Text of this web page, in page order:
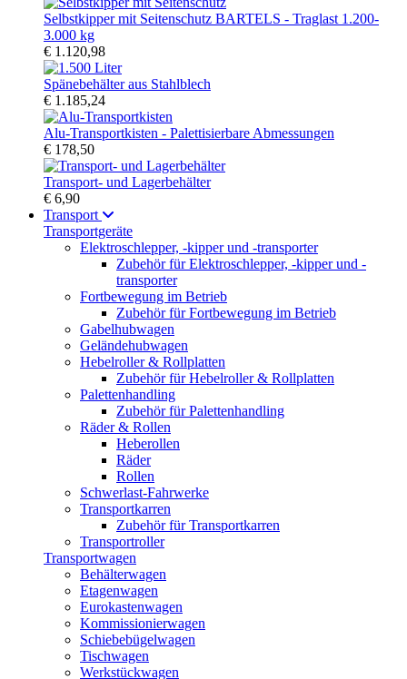
Selbstkipper mit Seitenschutz BARTELS - Traglast 1.200-
3.000 kg
€ 1.120,98
Spänebehälter aus Stahlblech
€ 1.185,24
Alu-Transportkisten - Palettisierbare Abmessungen
€ 178,50
Transport- und Lagerbehälter
€ 6,90
Transport
Transportgeräte
Elektroschlepper, -kipper und -transporter
Zubehör für Elektroschlepper, -kipper und -
transporter
Fortbewegung im Betrieb
Zubehör für Fortbewegung im Betrieb
Gabelhubwagen
Geländehubwagen
Hebelroller & Rollplatten
Zubehör für Hebelroller & Rollplatten
Palettenhandling
Zubehör für Palettenhandling
Räder & Rollen
Heberollen
Räder
Rollen
Schwerlast-Fahrwerke
Transportkarren
Zubehör für Transportkarren
Transportroller
Transportwagen
Behälterwagen
Etagenwagen
Eurokastenwagen
Kommissionierwagen
Schiebebügelwagen
Tischwagen
Werkstückwagen